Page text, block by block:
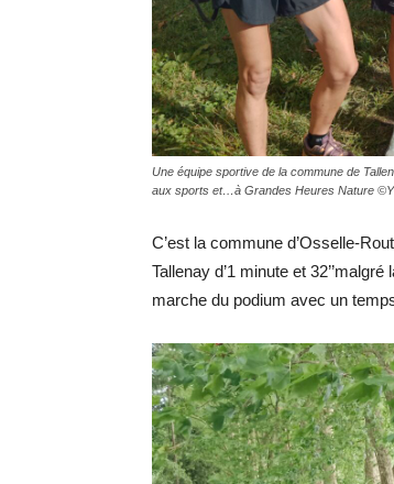
Une équipe sportive de la commune de
aux sports et…à Grandes Heures Nature
C’est la commune d’Osselle-
Tallenay d’1 minute et
marche du podium avec un temps